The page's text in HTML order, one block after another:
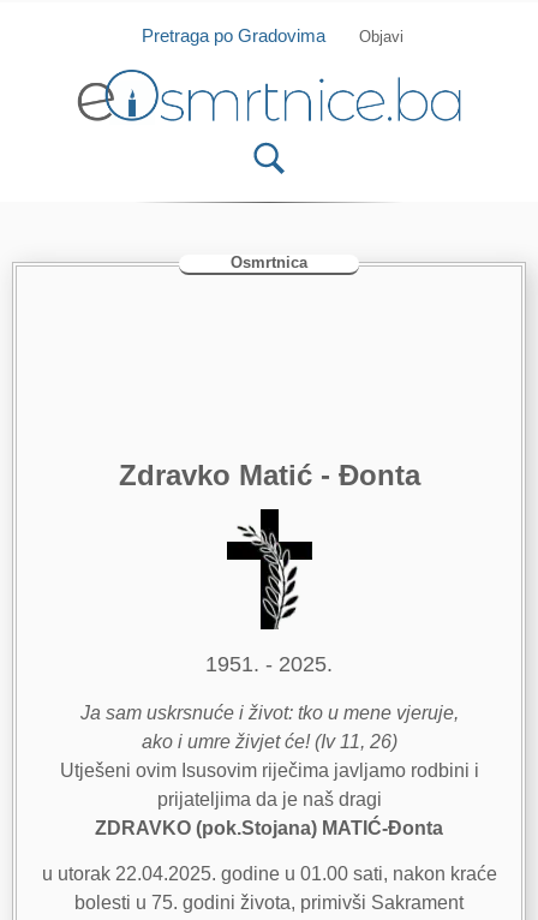
Isprobajte našu Android i IOS aplikaciju
Pretraga po Gradovima Objavi
Osmrtnica
Zdravko Matić - Đonta
1951. - 2025.
Ja sam uskrsnuće i život: tko u mene vjeruje,
ako i umre živjet će! (Iv 11, 26)
Utješeni ovim Isusovim riječima javljamo rodbini i
prijateljima da je naš dragi
ZDRAVKO (pok.Stojana) MATIĆ-Đonta
u utorak 22.04.2025. godine u 01.00 sati, nakon kraće
bolesti u 75. godini života, primivši Sakrament